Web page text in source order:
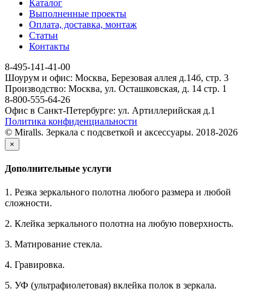
Каталог
Выполненные проекты
Оплата, доставка, монтаж
Статьи
Контакты
8-495-141-41-00
Шоурум и офис: Москва, Березовая аллея д.14б, стр. 3
Производство: Москва, ул. Осташковская, д. 14 стр. 1
8-800-555-64-26
Офис в Санкт-Петербурге: ул. Артиллерийская д.1
Политика конфиденциальности
© Miralls. Зеркала с подсветкой и аксессуары. 2018-2026
×
Дополнительные услуги
1. Резка зеркального полотна любого размера и любой
сложности.
2. Клейка зеркального полотна на любую поверхность.
3. Матирование стекла.
4. Гравировка.
5. УФ (ультрафиолетовая) вклейка полок в зеркала.